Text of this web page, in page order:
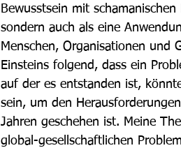
Bewusstsein mit
sondern auch als eine
Menschen, Organisationen und
Einsteins folgend, dass ein
auf der es entstanden ist,
sein, um den
Jahren geschehen ist. Meine
global-gesellschaftlichen